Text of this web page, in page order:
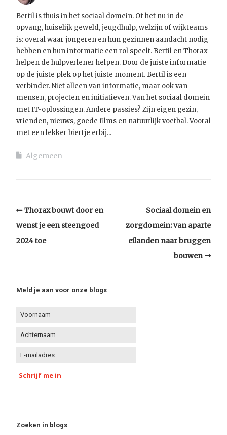
Bertil is thuis in het sociaal domein. Of het nu in de
opvang, huiselijk geweld, jeugdhulp, welzijn of wijkteams
is: overal waar jongeren en hun gezinnen aandacht nodig
hebben en hun informatie een rol speelt. Bertil en Thorax
helpen de hulpverlener helpen. Door de juiste informatie
op de juiste plek op het juiste moment. Bertil is een
verbinder. Niet alleen van informatie, maar ook van
mensen, projecten en initiatieven. Van het sociaal domein
met IT-oplossingen. Andere passies? Zijn eigen gezin,
vrienden, nieuws, goede films en natuurlijk voetbal. Vooral
met een lekker biertje erbij...
Algemeen
Thorax bouwt door en
wenst je een steengoed
2024 toe
Sociaal domein en
zorgdomein: van aparte
eilanden naar bruggen
bouwen
Meld je aan voor onze blogs
Schrijf me in
Zoeken in blogs